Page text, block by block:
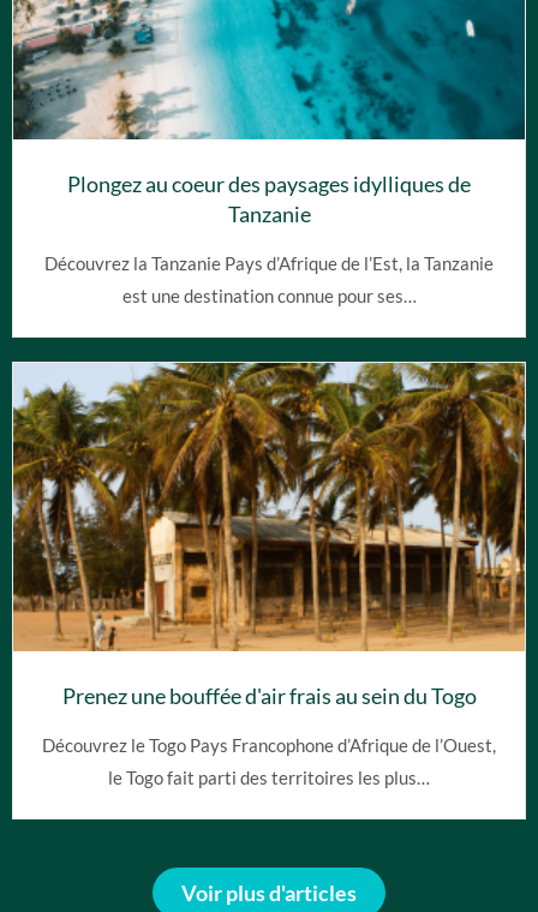
Plongez au coeur des paysages idylliques de
Tanzanie
Découvrez la Tanzanie Pays d’Afrique de l’Est, la Tanzanie
est une destination connue pour ses…
Prenez une bouffée d'air frais au sein du Togo
Découvrez le Togo Pays Francophone d’Afrique de l’Ouest,
le Togo fait parti des territoires les plus…
Voir plus d'articles